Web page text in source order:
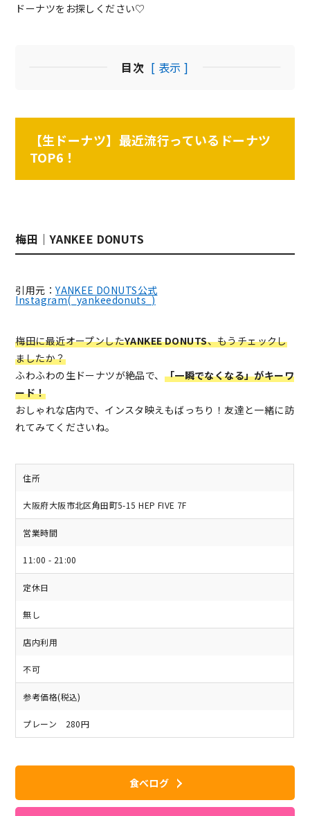
ドーナツをお探しください♡
目次 [ 表示 ]
【生ドーナツ】最近流行っているドーナツ
TOP6！
梅田｜YANKEE DONUTS
引用元：YANKEE DONUTS公式
Instagram(_yankeedonuts_)
梅田に最近オープンしたYANKEE DONUTS、もうチェックし
ましたか？
ふわふわの生ドーナツが絶品で、 「一瞬でなくなる」がキーワ
ード！
おしゃれな店内で、インスタ映えもばっちり！友達と一緒に訪
れてみてくださいね。
住所
大阪府大阪市北区角田町5-15 HEP FIVE 7F
営業時間
11:00 - 21:00
定休日
無し
店内利用
不可
参考価格(税込)
プレーン 280円
食べログ